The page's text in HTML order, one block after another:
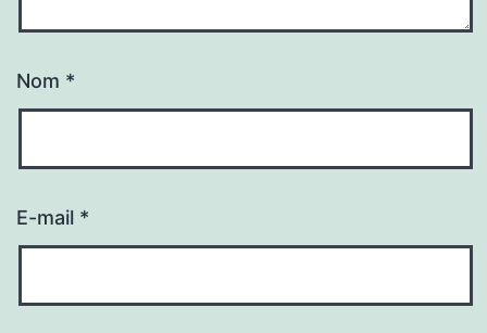
Nom *
E-mail *